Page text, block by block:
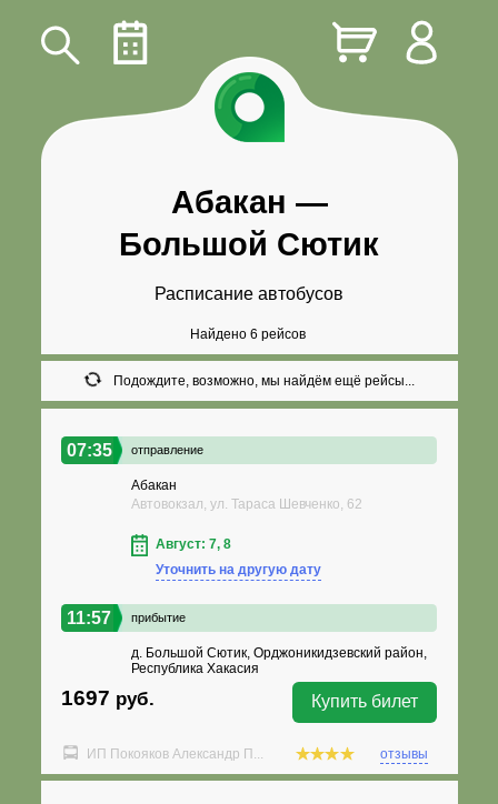
Абакан —
Большой Сютик
Расписание автобусов
Найдено 6 рейсов
Подождите, возможно, мы найдём ещё рейсы...
07:35 отправление
Абакан
Автовокзал, ул. Тараса Шевченко, 62
Август: 7, 8
Уточнить на другую дату
11:57 прибытие
д. Большой Сютик, Орджоникидзевский район,
Республика Хакасия
1697 руб. Купить билет
ИП Покояков Александр П... отзывы